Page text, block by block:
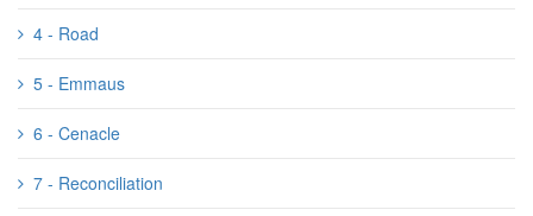
4 - Road
5 - Emmaus
6 - Cenacle
7 - Reconciliation